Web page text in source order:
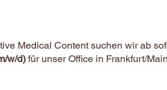
Medical Content suchen wir ab
w/d) für unser Office in Frankfurt/